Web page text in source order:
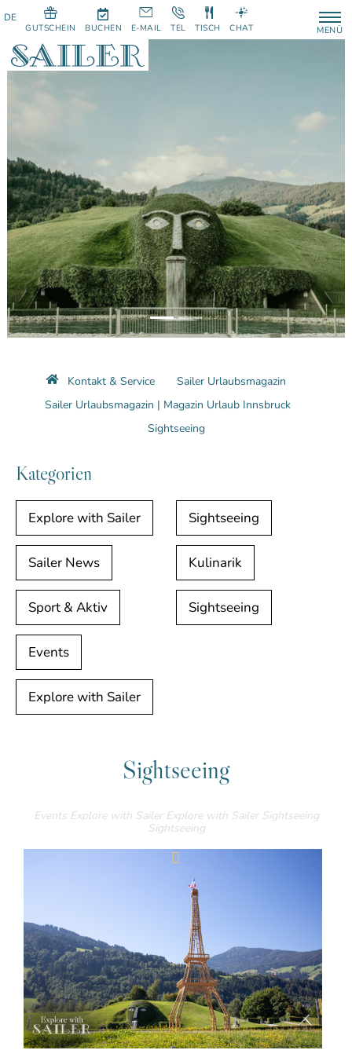
MENÜ
GUTSCHEIN BUCHEN E-MAIL TEL TISCH CHAT
Previous Next
Kontakt & Service
Sailer Urlaubsmagazin
Sailer Urlaubsmagazin | Magazin Urlaub Innsbruck
Sightseeing
Kategorien
Explore with Sailer Sightseeing
Sailer News Kulinarik
Sport & Aktiv Sightseeing
Events
Explore with Sailer
Sightseeing
Events Explore with Sailer Explore with Sailer Sightseeing
Sightseeing